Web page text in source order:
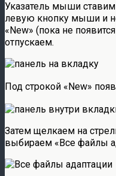
Указатель мыши
левую кнопку мыши и
«New» (пока не
отпускаем.
Под строкой «New»
Затем щелкаем на
выбираем «Все файлы